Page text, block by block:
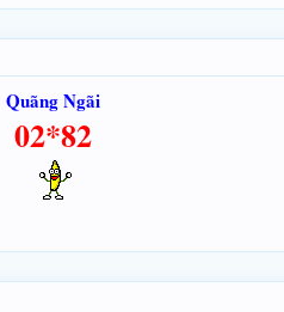
Quãng Ngãi
02*82